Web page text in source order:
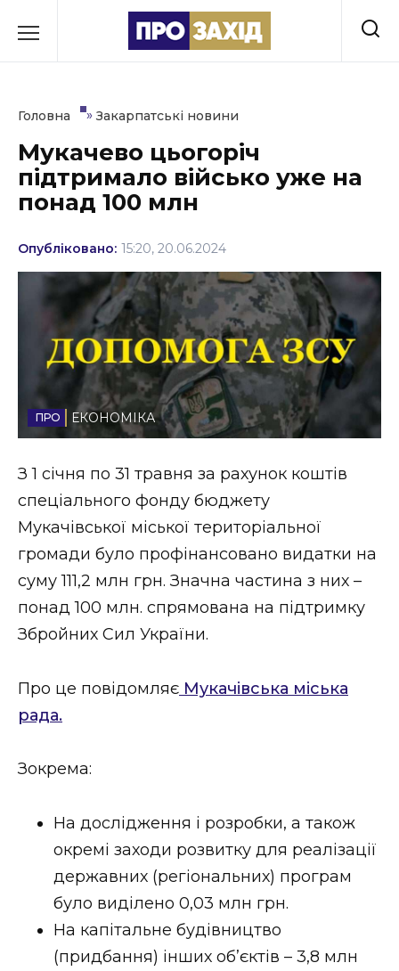
до
Культура
Освіта
Події
Політика
Соціум
Спорт
Стиль життя
Втрачений Ужгород (відеоверсія)
ЗАКАРПАТСЬКІ НОВИНИ
Головна » Закарпатські новини
Мукачево цьогоріч
підтримало військо уже на
понад 100 млн
Опубліковано: 15:20, 20.06.2024
ЕКОНОМІКА
З 1 січня по 31 травня за рахунок коштів
спеціального фонду бюджету
Мукачівської міської територіальної
громади було профінансовано видатки на
суму 111,2 млн грн. Значна частина з них –
понад 100 млн. спрямована на підтримку
Збройних Сил України.
Про це повідомляє Мукачівська міська
рада.
Зокрема:
На дослідження і розробки, а також
окремі заходи розвитку для реалізації
державних (регіональних) програм
було виділено 0,03 млн грн.
На капітальне будівництво
(придбання) інших об’єктів – 3,8 млн